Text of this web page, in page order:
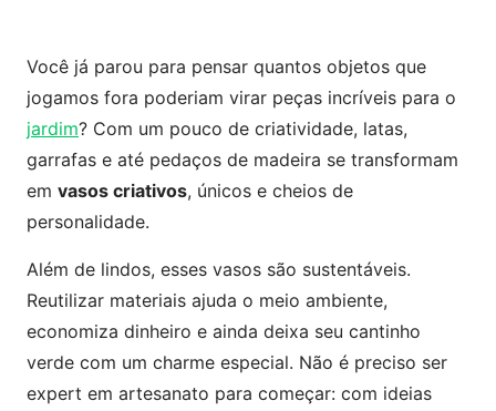
Você já parou para pensar quantos objetos que
jogamos fora poderiam virar peças incríveis para o
jardim? Com um pouco de criatividade, latas,
garrafas e até pedaços de madeira se transformam
em vasos criativos, únicos e cheios de
personalidade.
Além de lindos, esses vasos são sustentáveis.
Reutilizar materiais ajuda o meio ambiente,
economiza dinheiro e ainda deixa seu cantinho
verde com um charme especial. Não é preciso ser
expert em artesanato para começar: com ideias